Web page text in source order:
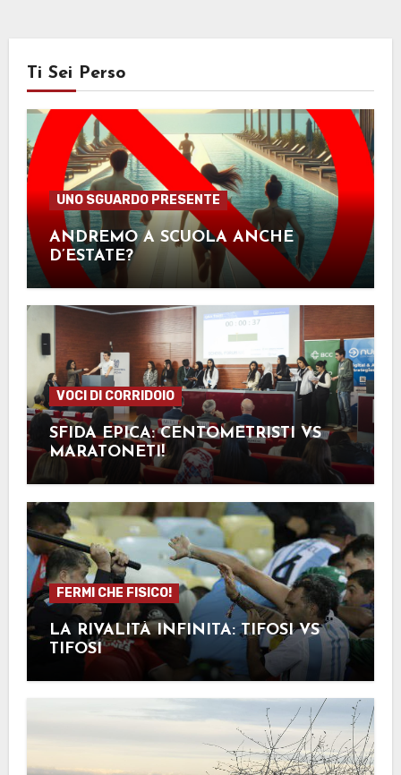
Ti Sei Perso
UNO SGUARDO PRESENTE
ANDREMO A SCUOLA ANCHE
D’ESTATE?
VOCI DI CORRIDOIO
SFIDA EPICA: CENTOMETRISTI VS
MARATONETI!
FERMI CHE FISICO!
LA RIVALITÀ INFINITA: TIFOSI VS
TIFOSI